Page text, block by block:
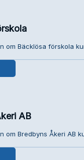
om Bäcklösa förskola
AB
om Bredbyns Åkeri AB